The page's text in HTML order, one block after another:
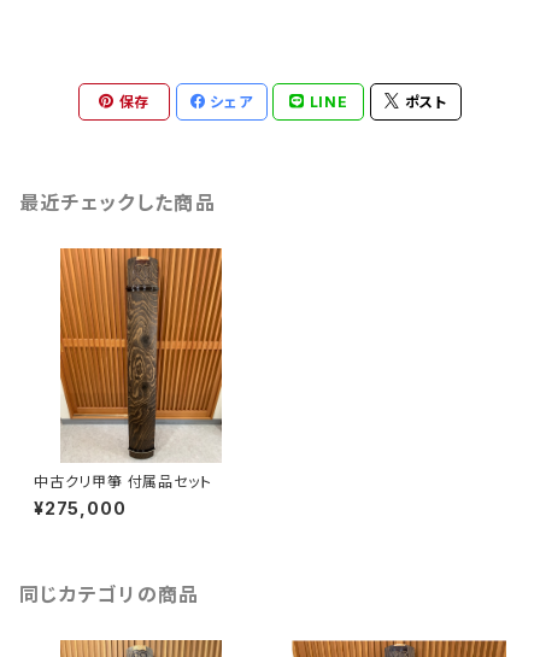
保存 シェア LINE ポスト
最近チェックした商品
中古クリ甲箏 付属品セット
¥275,000
同じカテゴリの商品